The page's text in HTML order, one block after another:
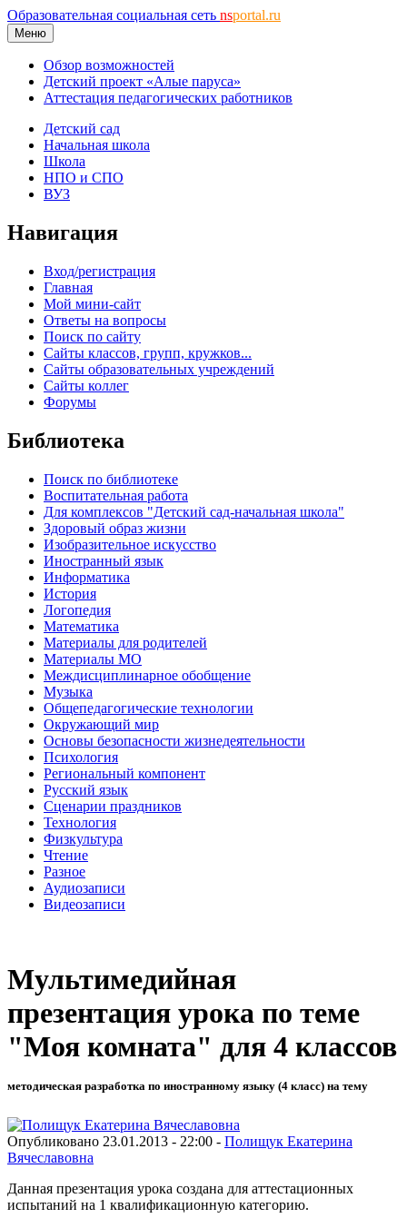
Образовательная социальная сеть nsportal.ru
Меню
Обзор возможностей
Детский проект «Алые паруса»
Аттестация педагогических работников
Детский сад
Начальная школа
Школа
НПО и СПО
ВУЗ
Навигация
Вход/регистрация
Главная
Мой мини-сайт
Ответы на вопросы
Поиск по сайту
Сайты классов, групп, кружков...
Сайты образовательных учреждений
Сайты коллег
Форумы
Библиотека
Поиск по библиотеке
Воспитательная работа
Для комплексов "Детский сад-начальная школа"
Здоровый образ жизни
Изобразительное искусство
Иностранный язык
Информатика
История
Логопедия
Математика
Материалы для родителей
Материалы МО
Междисциплинарное обобщение
Музыка
Общепедагогические технологии
Окружающий мир
Основы безопасности жизнедеятельности
Психология
Региональный компонент
Русский язык
Сценарии праздников
Технология
Физкультура
Чтение
Разное
Аудиозаписи
Видеозаписи
Мультимедийная
презентация урока по теме
"Моя комната" для 4 классов
методическая разработка по иностранному языку (4 класс) на тему
Опубликовано 23.01.2013 - 22:00 - Полищук Екатерина
Вячеславовна
Данная презентация урока создана для аттестационных
испытаний на 1 квалификационную категорию.